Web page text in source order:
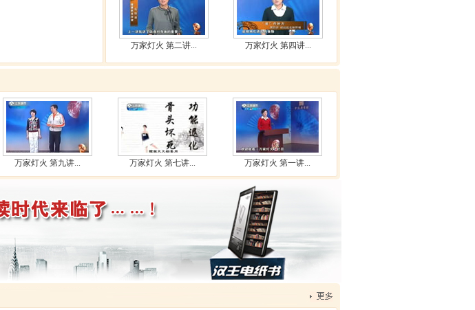
万家灯火 第二讲... 万家灯火 第四讲...
万家灯火 第九讲... 万家灯火 第七讲... 万家灯火 第一讲...